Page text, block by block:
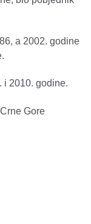
a 2002. godine
i 2010. godine.